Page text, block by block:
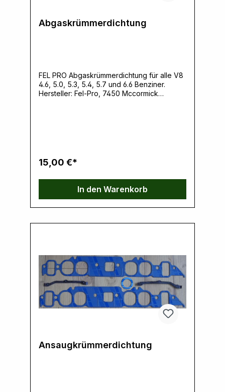
Abgaskrümmerdichtung
FEL PRO Abgaskrümmerdichtung für alle V8
4.6, 5.0, 5.3, 5.4, 5.7 und 6.6 Benziner.
Hersteller: Fel-Pro, 7450 Mccormick
15,00 €*
In den Warenkorb
Ansaugkrümmerdichtung